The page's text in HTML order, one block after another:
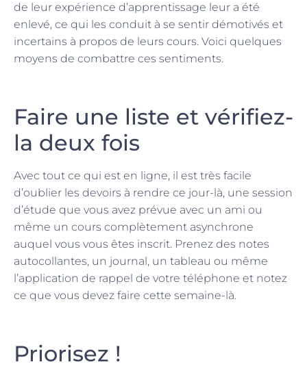
de leur expérience d’apprentissage leur a été
enlevé, ce qui les conduit à se sentir démotivés et
incertains à propos de leurs cours. Voici quelques
moyens de combattre ces sentiments.
Faire une liste et vérifiez-
la deux fois
Avec tout ce qui est en ligne, il est très facile
d’oublier les devoirs à rendre ce jour-là, une session
d’étude que vous avez prévue avec un ami ou
même un cours complètement asynchrone
auquel vous vous êtes inscrit. Prenez des notes
autocollantes, un journal, un tableau ou même
l’application de rappel de votre téléphone et notez
ce que vous devez faire cette semaine-là.
Priorisez !